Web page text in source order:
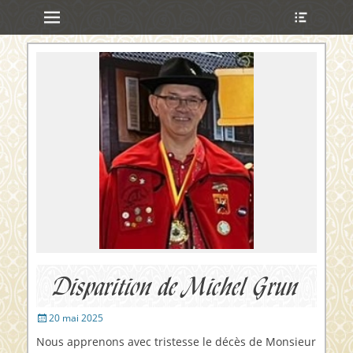
Menu principal
Aller
au
contenu
tête
Disparition de Michel Grun
Publié20 mai 2025
Nous apprenons avec tristesse le décès de Monsieur